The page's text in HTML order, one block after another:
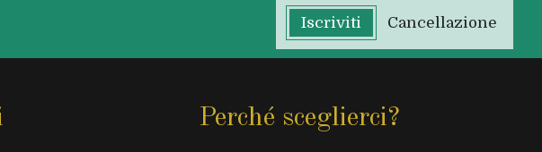
Iscriviti Cancellazione
Perché sceglierci?